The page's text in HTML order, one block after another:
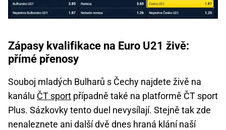
Zápasy kvalifikace na Euro U21 živě:
přímé přenosy
Souboj mladých Bulharů s Čechy najdete živě na
kanálu ČT sport případně také na platformě ČT sport
Plus. Sázkovky tento duel nevysílají. Stejně tak zde
nenaleznete ani další dvě dnes hraná klání naší